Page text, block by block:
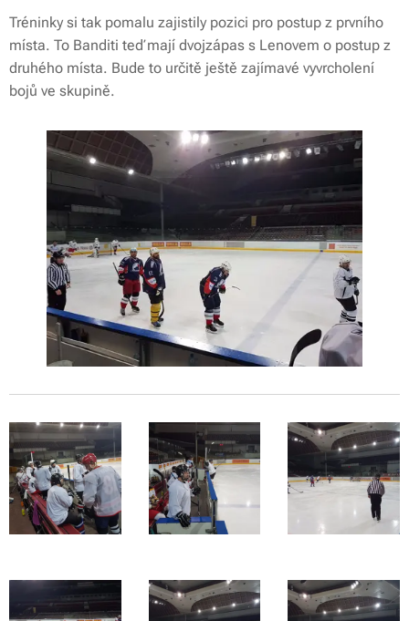
Tréninky si tak pomalu zajistily pozici pro postup z prvního
místa. To Banditi teď mají dvojzápas s Lenovem o postup z
druhého místa. Bude to určitě ještě zajímavé vyvrcholení
bojů ve skupině.